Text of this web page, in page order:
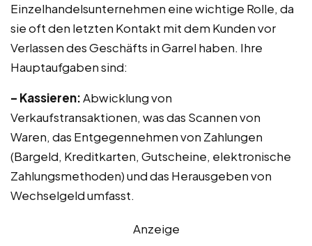
Einzelhandelsunternehmen eine wichtige Rolle, da
sie oft den letzten Kontakt mit dem Kunden vor
Verlassen des Geschäfts in Garrel haben. Ihre
Hauptaufgaben sind:
– Kassieren:Abwicklung von
Verkaufstransaktionen, was das Scannen von
Waren, das Entgegennehmen von Zahlungen
(Bargeld, Kreditkarten, Gutscheine, elektronische
Zahlungsmethoden) und das Herausgeben von
Wechselgeld umfasst.
Anzeige